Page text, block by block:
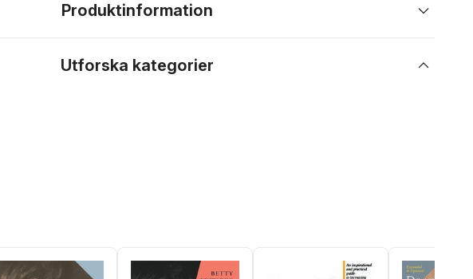
Produktinformation
Utforska kategorier